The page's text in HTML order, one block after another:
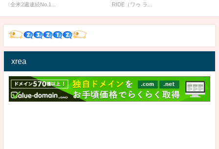
〈全米2週連続No.1...
RIDE（ワゥ ラ...
xrea